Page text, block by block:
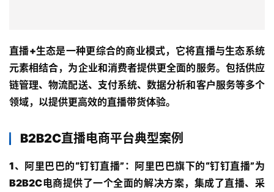
首
页
服
解
直播+生态是一种更综合的商业模式，它将直播与生态系统
元素相结合，为企业和消费者提供更全面的服务。包括供应
链管理、物流配送、支付系统、数据分析和客户服务等多个
领域，以提供更高效的直播带货体验。
B2B2C直播电商平台典型案例
1、阿里巴巴的“钉钉直播”：阿里巴巴旗下的“钉钉直播”为
B2B2C电商提供了一个全面的解决方案，集成了直播、采